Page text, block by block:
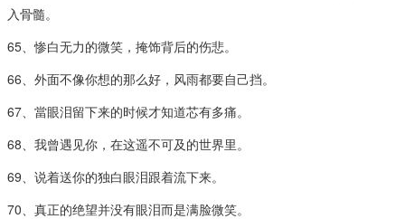
入骨髓。
65、惨白无力的微笑，掩饰背后的伤悲。
66、外面不像你想的那么好，风雨都要自己挡。
67、當眼泪留下来的时候才知道芯有多痛。
68、我曾遇见你，在这遥不可及的世界里。
69、说着送你的独白眼泪跟着流下来。
70、真正的绝望并没有眼泪而是满脸微笑。